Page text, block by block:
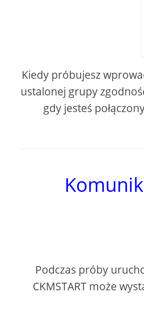
Kiedy próbujesz
ustalonej grupy
gdy jesteś
Podczas próby
CKMSTART może